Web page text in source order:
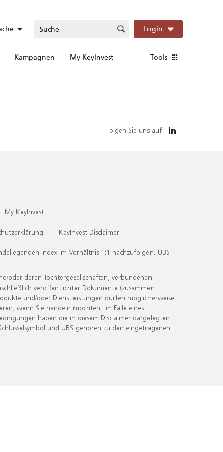
Login
Kampagnen My KeyInvest Tools
Folgen Sie uns auf
My KeyInvest
| KeyInvest Disclaimer
Index im Verhältnis 1:1 nachzufolgen. UBS
oder deren Tochtergesellschaften, verbundenen
veröffentlichter Dokumente (zusammen
und/oder Dienstleistungen dürfen möglicherweise
wenn Sie handeln möchten. Im Falle eines
haben die in diesem Disclaimer dargelegten
und UBS gehören zu den eingetragenen